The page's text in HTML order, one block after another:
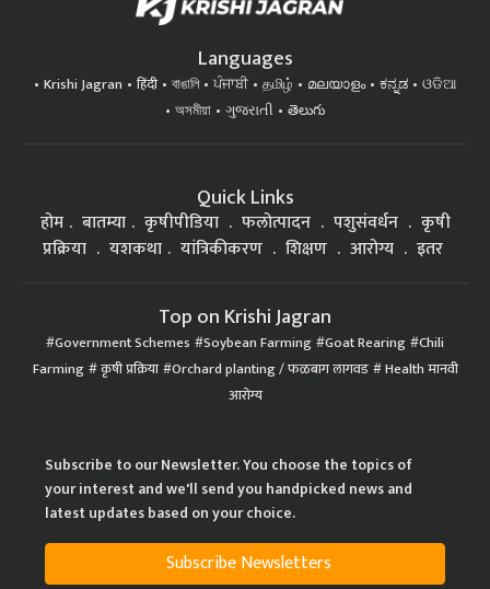
Languages
Krishi Jagran हिंदी বাঙালি ਪੰਜਾਬੀ தமிழ் മലയാളം ಕನ್ನಡ
ଓଡିଆ
অসমীয়া
ગુજરાતી తెలుగు
Quick Links
होम बातम्या कृषीपीडिया फलोत्पादन पशुसंवर्धन
कृषी
प्रक्रिया
यशकथा यांत्रिकीकरण शिक्षण आरोग्य इतर
Top on Krishi Jagran
Government Schemes Soybean Farming Goat Rearing Chili
Farming कृषी प्रक्रिया Orchard planting / फळबाग लागवड Health मानवी
आरोग्य
Subscribe to our Newsletter. You choose the topics of
your interest and we'll send you handpicked news and
latest updates based on your choice.
Subscribe Newsletters